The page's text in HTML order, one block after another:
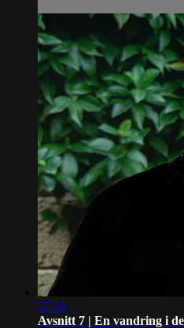
27:31
Avsnitt 7 | En vandring i